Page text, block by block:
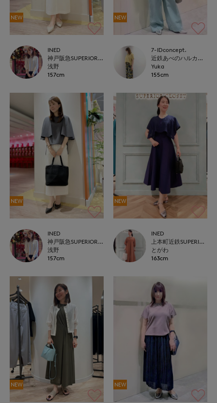
NEW
INED
神戸阪急SUPERIORCLOSET
浅野
157cm
NEW
7-IDconcept.
近鉄あべのハルカス7-IDconcept.
Yuka
155cm
NEW
INED
神戸阪急SUPERIORCLOSET
浅野
157cm
NEW
INED
上本町近鉄SUPERIORCLOSET
とがわ
163cm
NEW NEW